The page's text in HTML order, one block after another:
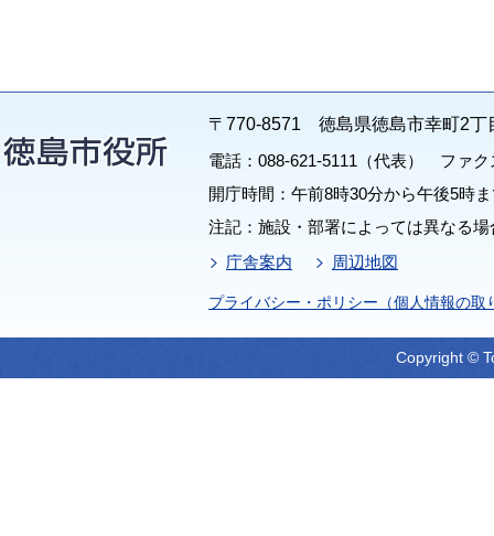
〒770-8571 徳島県徳島市幸町2丁
電話：088-621-5111（代表） ファク
開庁時間：午前8時30分から午後5時
注記：施設・部署によっては異なる
庁舎案内
周辺地図
プライバシー・ポリシー（個人情報の取
Copyright ©